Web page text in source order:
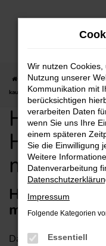
Zum
Startseite Heilbronn
kaufen mit Lieferservice
Hyundai
Heilbronn
mit
Hyundai
mit
Dass ein Hyundai
Wir nutzen
Nutzung unserer
Kommunikation mit
berücksichtigen
verarbeiten Daten
wenn Sie uns Ihre
einem späteren
Sie die Einwilligung
Weitere
Datenverarbeitung
Impressum
Folgende Kategorien
Essentiell